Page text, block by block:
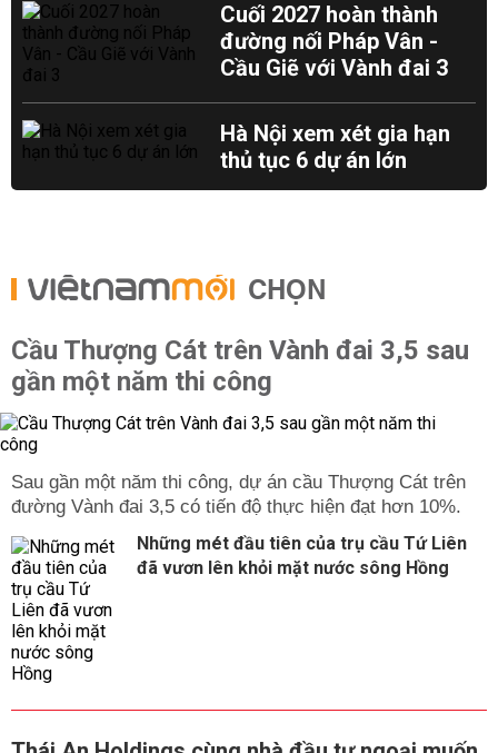
Cuối 2027 hoàn thành
đường nối Pháp Vân -
Cầu Giẽ với Vành đai 3
Hà Nội xem xét gia hạn
thủ tục 6 dự án lớn
CHỌN
Cầu Thượng Cát trên Vành đai 3,5 sau
gần một năm thi công
Sau gần một năm thi công, dự án cầu Thượng Cát trên
đường Vành đai 3,5 có tiến độ thực hiện đạt hơn 10%.
Những mét đầu tiên của trụ cầu Tứ Liên
đã vươn lên khỏi mặt nước sông Hồng